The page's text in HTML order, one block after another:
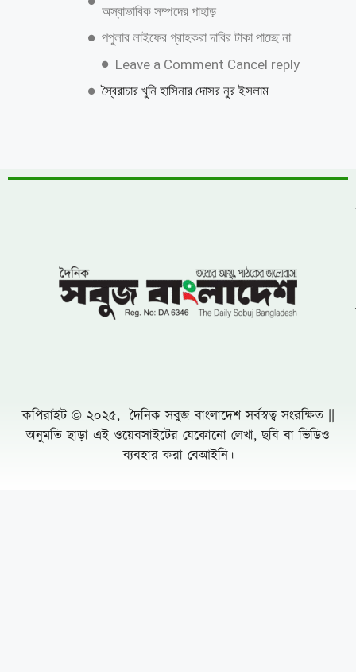
অস্বাভাবিক সম্পদের পাহাড়
পপুলার লাইফের গ্রাহকরা দাবির টাকা পাচ্ছে না
Leave a Comment Cancel reply
স্বৈরাচার খুনি হাসিনার দোসর নুর ইসলাম
কপিরাইট © ২০২৫, দৈনিক সবুজ বাংলাদেশ সর্বস্বত্ব সংরক্ষিত ||
অনুমতি ছাড়া এই ওয়েবসাইটের যেকোনো লেখা, ছবি বা ভিডিও
ব্যবহার করা বেআইনি।